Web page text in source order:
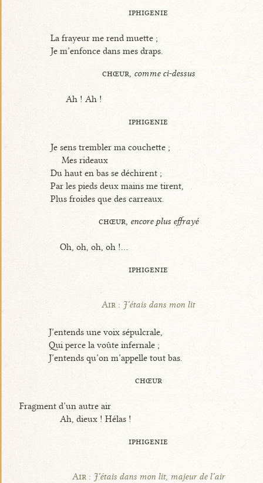
iphigenie
La frayeur me rend muette ;
Je m’enfonce dans mes draps.
chœur, comme ci-dessus
Ah ! Ah !
iphigenie
Je sens trembler ma couchette ;
Mes rideaux
Du haut en bas se déchirent ;
Par les pieds deux mains me tirent,
Plus froides que des carreaux.
chœur, encore plus effrayé
Oh, oh, oh, oh !...
iphigenie
Air : J’étais dans mon lit
J’entends une voix sépulcrale,
Qui perce la voûte infernale ;
J’entends qu’on m’appelle tout bas.
chœur
Fragment d’un autre air
Ah, dieux ! Hélas !
iphigenie
Air : J’étais dans mon lit, majeur de l’air